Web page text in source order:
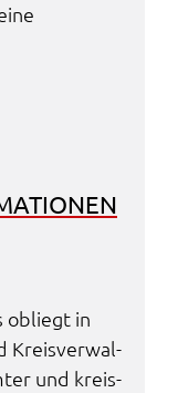
obliegt in
Kreis­ver­wal­
und kreis­